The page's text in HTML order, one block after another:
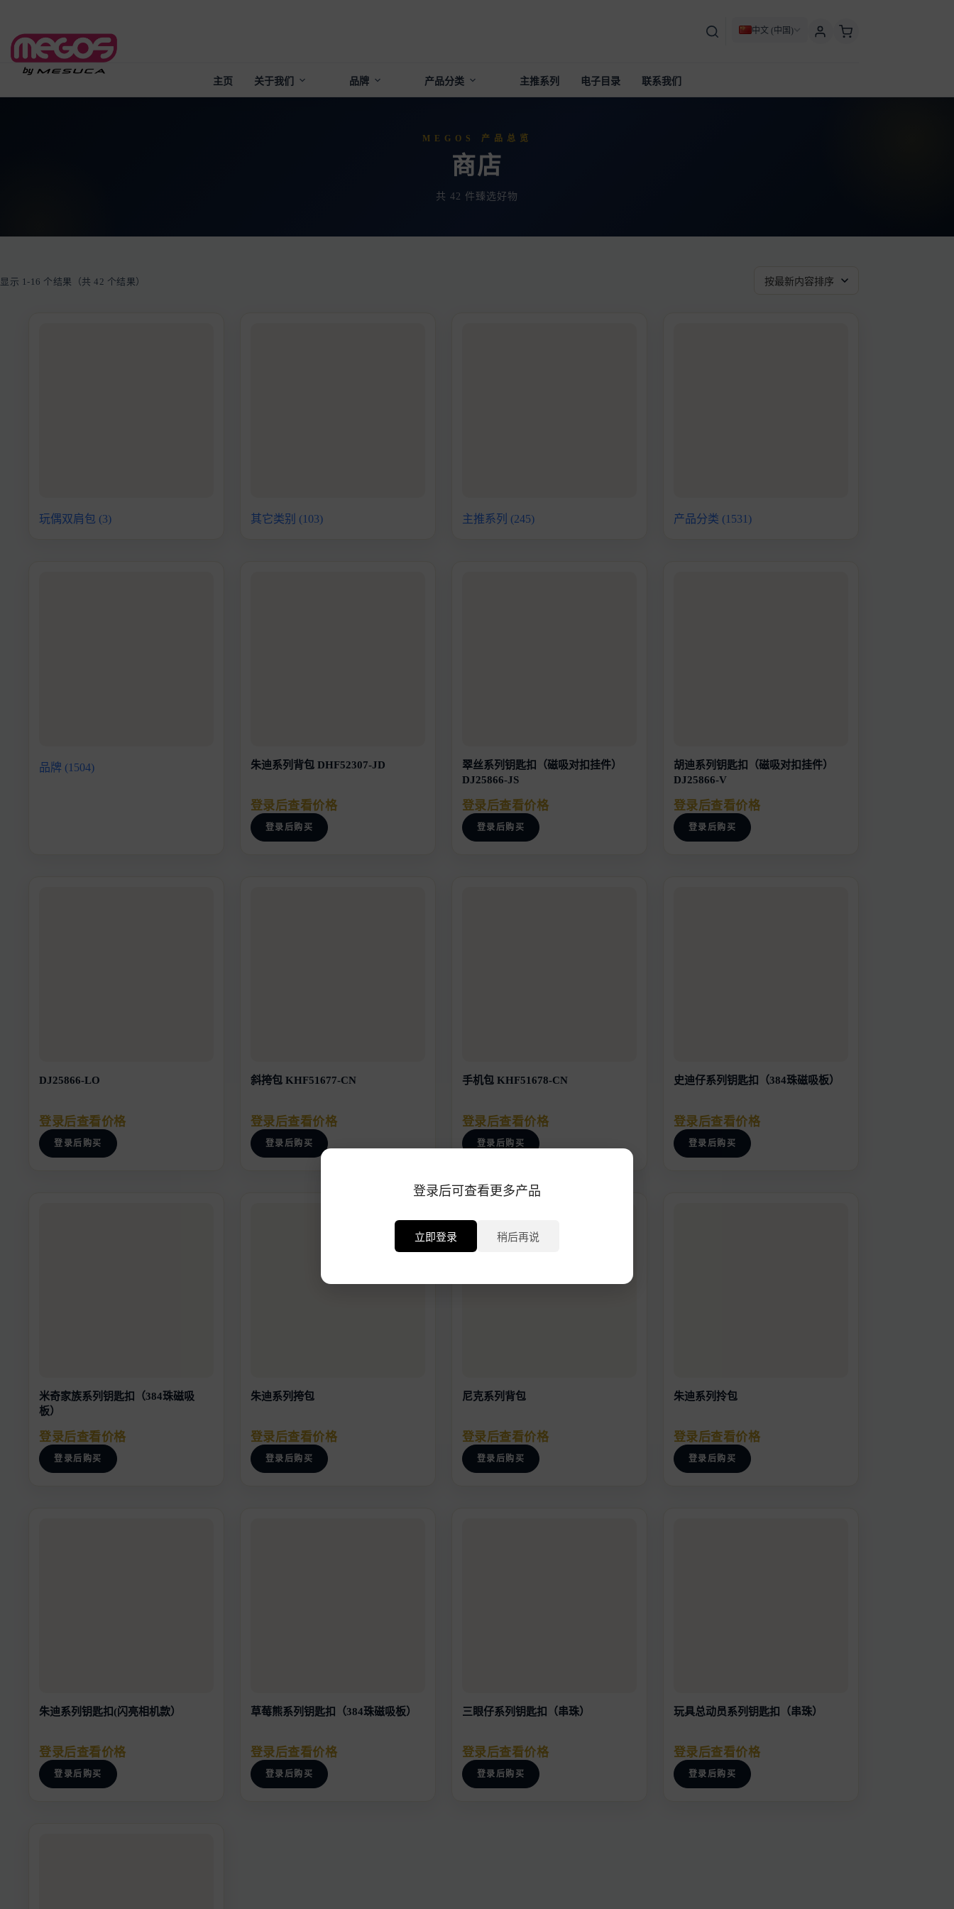
content
主页 关于我们 品牌 产品分类 主推系列 电子目录 联系我们
中文 (中国)
MEGOS 产品总览
商店
共 42 件臻选好物
显示 1-16 个结果（共 42 个结果）
玩偶双肩包 (3) 其它类别 (103) 主推系列 (245) 产品分类 (1531)
品牌 (1504) 朱迪系列背包 DHF52307-JD
登录后查看价格
登录后购买
翠丝系列钥匙扣（磁吸对扣挂件）
DJ25866-JS
登录后查看价格
登录后购买
胡迪系列钥匙扣（磁吸对扣挂件）
DJ25866-V
登录后查看价格
登录后购买
DJ25866-LO
登录后查看价格
登录后购买
斜挎包 KHF51677-CN
登录后查看价格
登录后购买
手机包 KHF51678-CN
登录后查看价格
登录后购买
史迪仔系列钥匙扣（384珠磁吸板）
登录后查看价格
登录后购买
米奇家族系列钥匙扣（384珠磁吸
板）
登录后查看价格
登录后购买
朱迪系列挎包
登录后查看价格
登录后购买
尼克系列背包
登录后查看价格
登录后购买
朱迪系列拎包
登录后查看价格
登录后购买
朱迪系列钥匙扣(闪亮相机款）
登录后查看价格
登录后购买
草莓熊系列钥匙扣（384珠磁吸板）
登录后查看价格
登录后购买
三眼仔系列钥匙扣（串珠）
登录后查看价格
登录后购买
玩具总动员系列钥匙扣（串珠）
登录后查看价格
登录后购买
登录后可查看更多产品
立即登录 稍后再说